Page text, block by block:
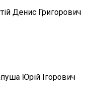
Денис Григорович
Юрій Ігорович